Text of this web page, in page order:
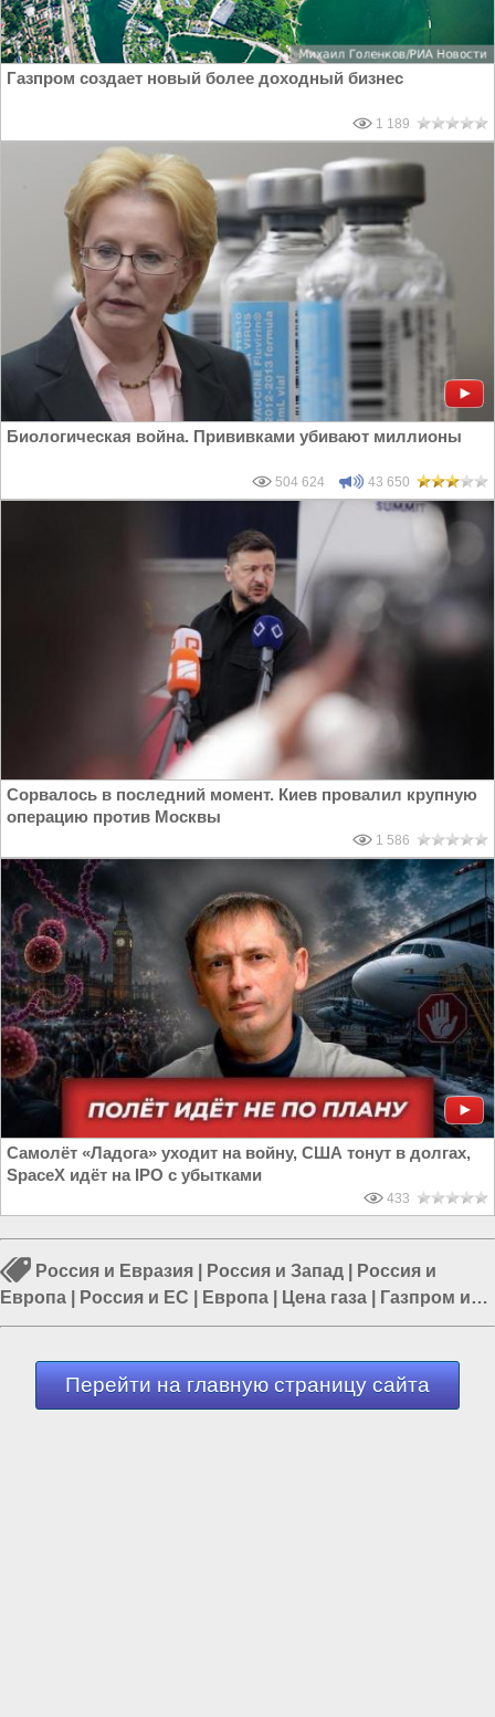
Газпром создает новый более доходный бизнес
1 189
Биологическая война. Прививками убивают миллионы
504 624 43 650
Сорвалось в последний момент. Киев провалил крупную
операцию против Москвы
1 586
Самолёт «Ладога» уходит на войну, США тонут в долгах,
SpaceX идёт на IPO с убытками
433
Россия и Евразия Россия и Запад
Россия и
Европа
Россия и ЕС Европа Цена газа
Газпром и
Украина
Перейти на главную страницу сайта